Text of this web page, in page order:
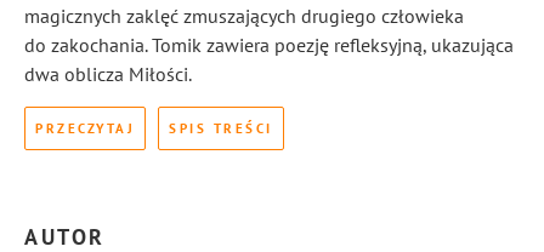
magicznych zaklęć zmuszających drugiego człowieka
do zakochania. Tomik zawiera poezję refleksyjną, ukazująca
dwa oblicza Miłości.
PRZECZYTAJ SPIS TREŚCI
AUTOR